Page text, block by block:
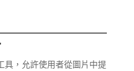
，允許使用者從圖片中提